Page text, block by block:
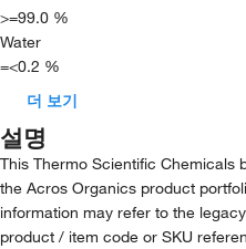
>=99.0 %
Water
=<0.2 %
더 보기
설명
This Thermo Scientific Chemicals
the Acros Organics product
information may refer to the
product / item code or SKU